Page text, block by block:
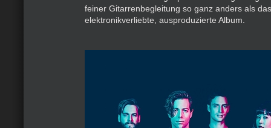
feiner Gitarrenbegleitung so ganz anders als
elektronikverliebte, ausproduzierte Album.